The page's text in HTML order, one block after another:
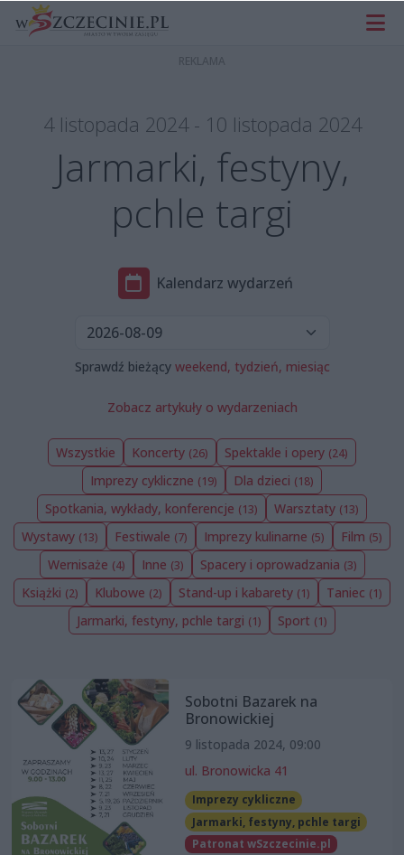
4 listopada 2024 - 10 listopada 2024
Jarmarki, festyny,
pchle targi
Kalendarz wydarzeń
Sprawdź bieżący weekend, tydzień, miesiąc
Zobacz artykuły o wydarzeniach
Wszystkie Koncerty (26) Spektakle i opery (24)
Imprezy cykliczne (19) Dla dzieci (18)
Spotkania, wykłady, konferencje (13) Warsztaty (13)
Wystawy (13) Festiwale (7) Imprezy kulinarne (5) Film (5)
Wernisaże (4) Inne (3) Spacery i oprowadzania (3)
Książki (2) Klubowe (2) Stand-up i kabarety (1) Taniec (1)
Jarmarki, festyny, pchle targi (1) Sport (1)
Sobotni Bazarek na
Bronowickiej
9 listopada 2024, 09:00
ul. Bronowicka 41
Imprezy cykliczne
Jarmarki, festyny, pchle targi
Patronat wSzczecinie.pl